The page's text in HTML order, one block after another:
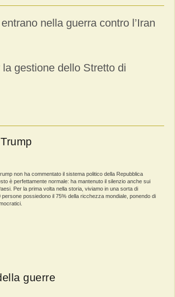
nella guerra contro l’Iran
gestione dello Stretto di
non ha commentato il sistema politico della Repubblica
è perfettamente normale: ha mantenuto il silenzio anche sui
Per la prima volta nella storia, viviamo in una sorta di
persone possiedono il 75% della ricchezza mondiale, ponendo di
guerre